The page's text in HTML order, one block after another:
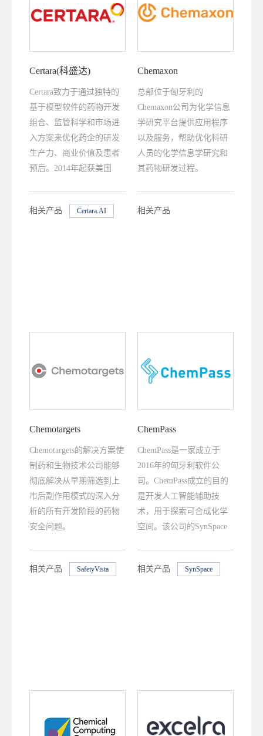
Certara(科盛达)
Certara致力于通过独特的
基于模型软件的药物开发
组合、监管科学和市场进
入方案来优化药企的研发
生产力、商业价值及患者
预后。2014年起获美国
务的支持。Certara的客户
相关产品
Certara.AI
Chemaxon
总部位于匈牙利的
Chemaxon公司为化学信息
学研究平台提供应用程序
以及服务，帮助优化科研
人员的化学信息学研究和
其药物研发过程。
相关产品
Chemotargets
Chemotargets的解决方案使
制药和生物技术公司能够
彻底解决从早期筛选到上
市后副作用模式的深入分
析的所有开发阶段的药物
安全问题。
相关产品 SafetyVista
ChemPass
ChemPass是一家成立于
2016年的匈牙利软件公
司。ChemPass成立的目的
是开发人工智能辅助技
术，用于探索可合成化学
空间。该公司的SynSpace
责人提供结构优化的解决
相关产品 SynSpace